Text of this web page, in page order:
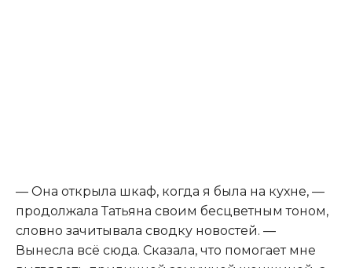
— Она открыла шкаф, когда я была на кухне, —
продолжала Татьяна своим бесцветным тоном,
словно зачитывала сводку новостей. —
Вынесла всё сюда. Сказала, что помогает мне